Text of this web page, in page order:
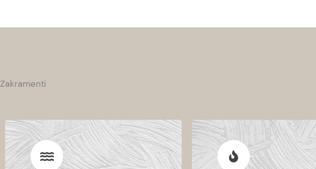
Zakramenti